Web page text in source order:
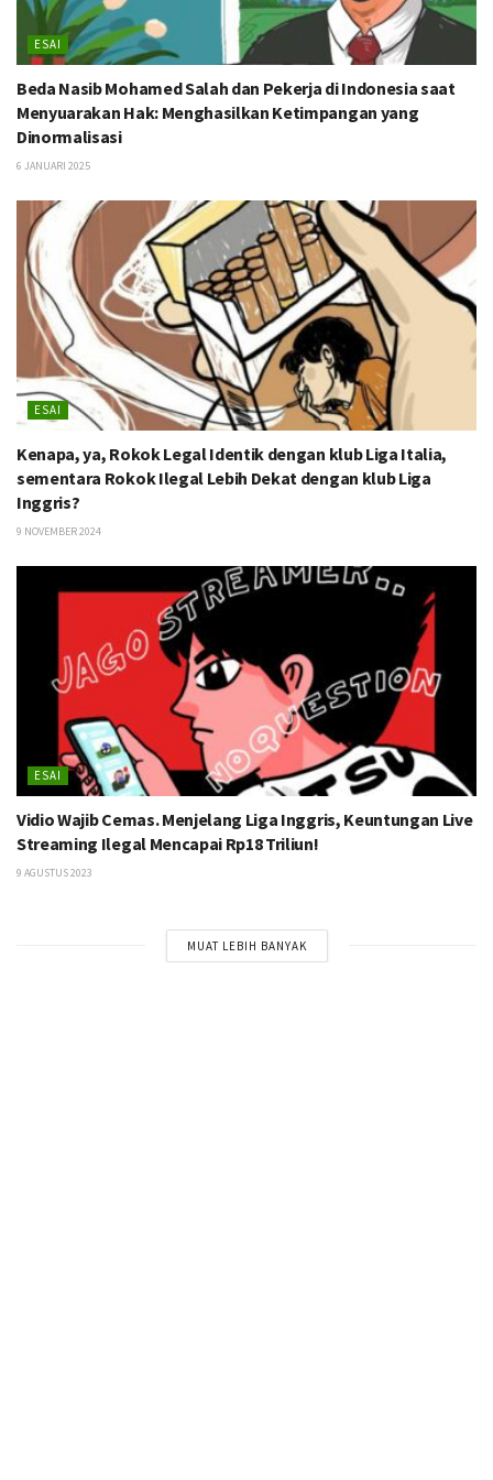
ESAI
Beda Nasib Mohamed Salah dan Pekerja di Indonesia saat
Menyuarakan Hak: Menghasilkan Ketimpangan yang
Dinormalisasi
6 JANUARI 2025
ESAI
Kenapa, ya, Rokok Legal Identik dengan klub Liga Italia,
sementara Rokok Ilegal Lebih Dekat dengan klub Liga
Inggris?
9 NOVEMBER 2024
ESAI
Vidio Wajib Cemas. Menjelang Liga Inggris, Keuntungan Live
Streaming Ilegal Mencapai Rp18 Triliun!
9 AGUSTUS 2023
MUAT LEBIH BANYAK